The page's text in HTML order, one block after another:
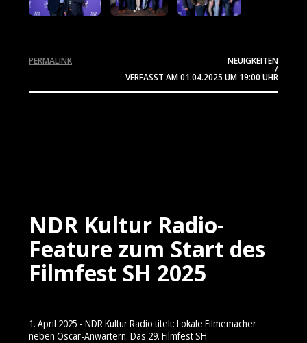
NEUIGKEITEN
/
VERFASST AM01.04.2025 UM 19:00 UHR
PERMALINK
NDR Kultur Radio-
Feature zum Start des
Filmfest SH 2025
1. April 2025 - NDR Kultur Radio titelt: Lokale Filmemacher
neben Oscar-Anwärtern: Das 29. Filmfest SH